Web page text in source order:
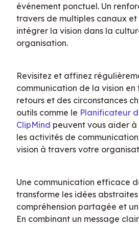
événement ponctuel. Un
travers de multiples canaux
intégrer la vision dans la
organisation.
Revisitez et affinez
communication de la vision en
retours et des circonstances
outils comme le Planificateur
ClipMind peuvent vous aider
les activités de
vision à travers votre
Une communication efficace
transforme les idées abstraites
compréhension partagée et
En combinant un message